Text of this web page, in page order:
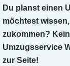
Du planst einen
möchtest
zukommen?
Umzugsservice
zur Seite!